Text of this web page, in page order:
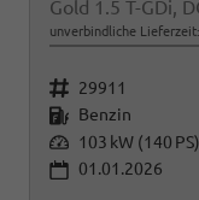
unverbindliche Lieferzeit:
Fahrzeugnr. 29911
Kraftstoff Benzin
Leistung 103 kW (140 PS)
01.01.2026